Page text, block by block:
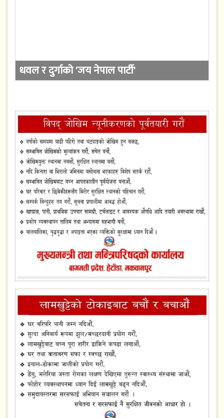
धवल र दुर्गाको 'जय नेपाल पार्टी'